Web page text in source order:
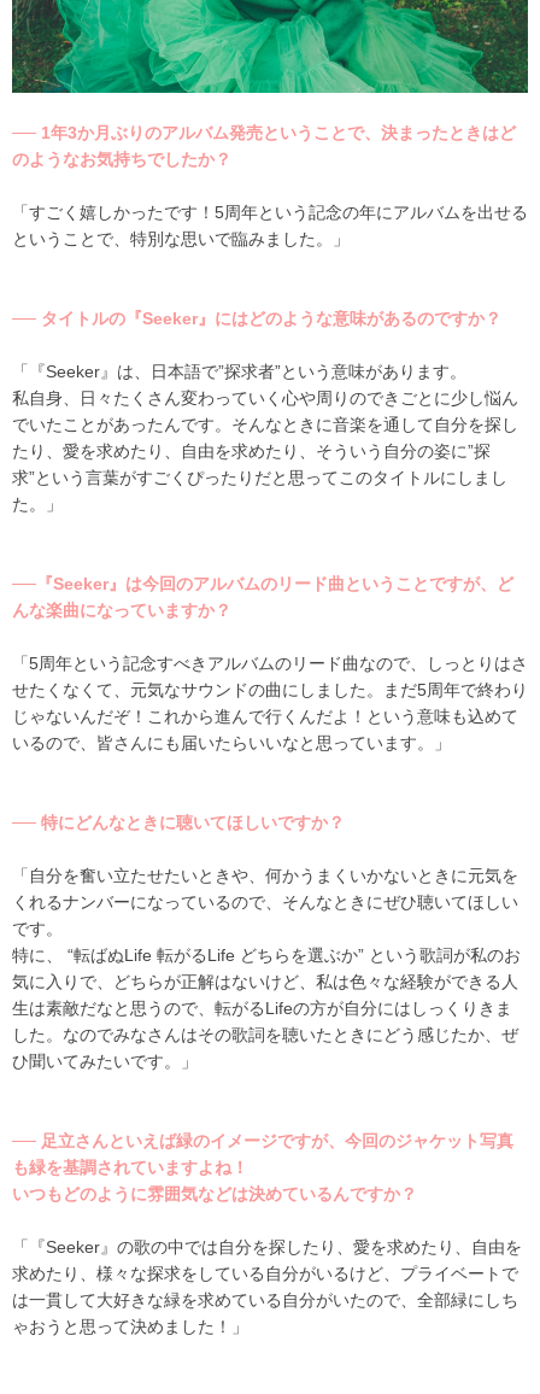
── 1年3か月ぶりのアルバム発売ということで、決まったときはど
のようなお気持ちでしたか？
「すごく嬉しかったです！5周年という記念の年にアルバムを出せる
ということで、特別な思いで臨みました。」
── タイトルの『Seeker』にはどのような意味があるのですか？
「『Seeker』は、日本語で”探求者”という意味があります。
私自身、日々たくさん変わっていく心や周りのできごとに少し悩ん
でいたことがあったんです。そんなときに音楽を通して自分を探し
たり、愛を求めたり、自由を求めたり、そういう自分の姿に”探
求”という言葉がすごくぴったりだと思ってこのタイトルにしまし
た。」
──『Seeker』は今回のアルバムのリード曲ということですが、ど
んな楽曲になっていますか？
「5周年という記念すべきアルバムのリード曲なので、しっとりはさ
せたくなくて、元気なサウンドの曲にしました。まだ5周年で終わり
じゃないんだぞ！これから進んで行くんだよ！という意味も込めて
いるので、皆さんにも届いたらいいなと思っています。」
── 特にどんなときに聴いてほしいですか？
「自分を奮い立たせたいときや、何かうまくいかないときに元気を
くれるナンバーになっているので、そんなときにぜひ聴いてほしい
です。
特に、 “転ばぬLife 転がるLife どちらを選ぶか” という歌詞が私のお
気に入りで、どちらが正解はないけど、私は色々な経験ができる人
生は素敵だなと思うので、転がるLifeの方が自分にはしっくりきま
した。なのでみなさんはその歌詞を聴いたときにどう感じたか、ぜ
ひ聞いてみたいです。」
── 足立さんといえば緑のイメージですが、今回のジャケット写真
も緑を基調されていますよね！
いつもどのように雰囲気などは決めているんですか？
「『Seeker』の歌の中では自分を探したり、愛を求めたり、自由を
求めたり、様々な探求をしている自分がいるけど、プライベートで
は一貫して大好きな緑を求めている自分がいたので、全部緑にしち
ゃおうと思って決めました！」